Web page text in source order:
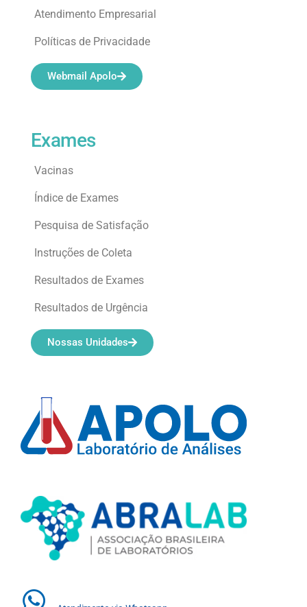
Exames
Vacinas
Índice de Exames
Pesquisa de Satisfação
Instruções de Coleta
Resultados de Exames
Resultados de Urgência
Nossas Unidades
Atendimento Empresarial
Políticas de Privacidade
Webmail Apolo